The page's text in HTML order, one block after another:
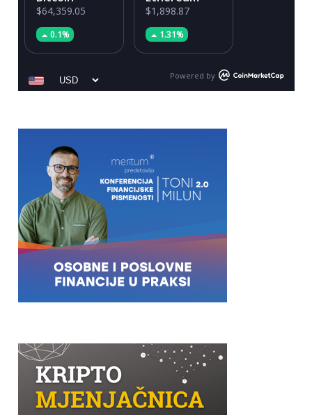
$64,359.05
0.1%
$1,898.87
1.31%
Powered by